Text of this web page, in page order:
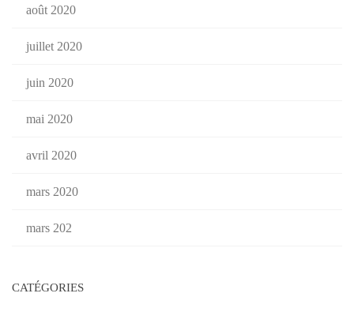
août 2020
juillet 2020
juin 2020
mai 2020
avril 2020
mars 2020
mars 202
CATÉGORIES